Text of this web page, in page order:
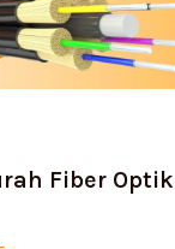
Fiber Optik